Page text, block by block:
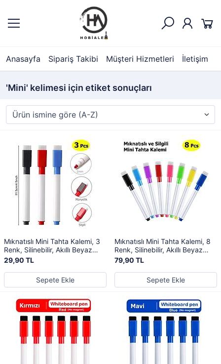
Anasayfa Sipariş Takibi Müşteri Hizmetleri İletişim
'Mini' kelimesi için etiket sonuçları
Mıknatıslı Mini Tahta Kalemi, 3
Renk, Silinebilir, Akıllı Beyaz
Tahta Kalemi, Yaz-Sil
29,90 TL
Sepete Ekle
Mıknatıslı Mini Tahta Kalemi, 8
Renk, Silinebilir, Akıllı Beyaz
Tahta Kalemi, Yaz-Sil
79,90 TL
Sepete Ekle